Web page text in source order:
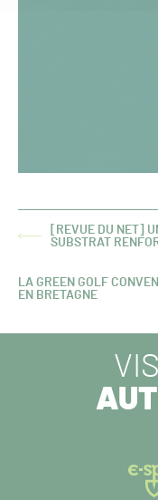
ARTICLE
[REVUE DU NET]
SUBSTRAT
ARTICLE
LA GREEN GOLF
EN BRETAGNE